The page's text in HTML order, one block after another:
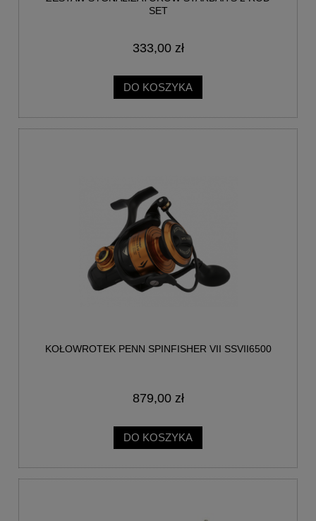
SET
333,00 zł
DO KOSZYKA
KOŁOWROTEK PENN SPINFISHER VII SSVII6500
879,00 zł
DO KOSZYKA